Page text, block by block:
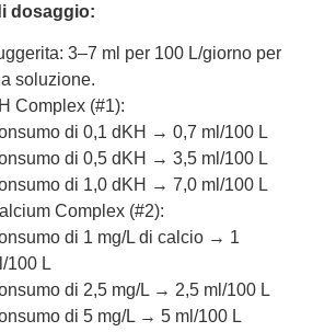
dosaggio:
3–7 ml per 100 L/giorno per
soluzione.
Complex (#1):
di 0,1 dKH → 0,7 ml/100 L
di 0,5 dKH → 3,5 ml/100 L
di 1,0 dKH → 7,0 ml/100 L
Complex (#2):
di 1 mg/L di calcio → 1
100 L
di 2,5 mg/L → 2,5 ml/100 L
di 5 mg/L → 5 ml/100 L